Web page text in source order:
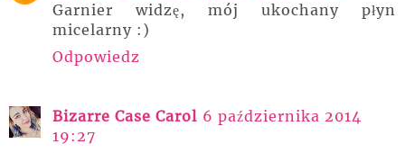
Garnier widzę, mój ukochany płyn
micelarny :)
Odpowiedz
Bizarre Case Carol 6 października 2014
19:27